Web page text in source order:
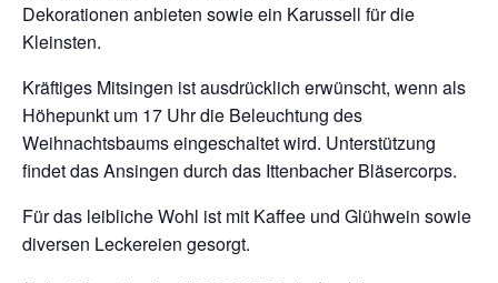
Dekorationen anbieten sowie ein Karussell für die
Kleinsten.
Kräftiges Mitsingen ist ausdrücklich erwünscht, wenn als
Höhepunkt um 17 Uhr die Beleuchtung des
Weihnachtsbaums eingeschaltet wird. Unterstützung
findet das Ansingen durch das Ittenbacher Bläsercorps.
Für das leibliche Wohl ist mit Kaffee und Glühwein sowie
diversen Leckereien gesorgt.